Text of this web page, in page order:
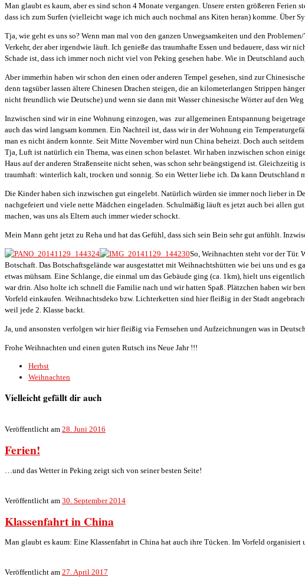
Man glaubt es kaum, aber es sind schon 4 Monate vergangen. Unsere ersten größeren
dass ich zum Surfen (vielleicht wage ich mich auch nochmal ans Kiten heran) komme. Über
Tja, wie geht es uns so? Wenn man mal von den ganzen Unwegsamkeiten und den
Verkehr, der aber irgendwie läuft. Ich genieße das traumhafte Essen und bedauere, dass wir
Schade ist, dass ich immer noch nicht viel von Peking gesehen habe. Wie in Deutschland
Aber immerhin haben wir schon den einen oder anderen Tempel gesehen, sind zur
denn tagsüber lassen ältere Chinesen Drachen steigen, die an kilometerlangen Strippen
nicht freundlich wie Deutsche) und wenn sie dann mit Wasser chinesische Wörter auf den
Inzwischen sind wir in eine Wohnung einzogen, was zur allgemeinen Entspannung
auch das wird langsam kommen. Ein Nachteil ist, dass wir in der Wohnung ein
man es nicht ändern konnte. Seit Mitte November wird nun China beheizt. Doch auch
Tja, Luft ist natürlich ein Thema, was einen schon belastet. Wir haben inzwischen schon
Haus auf der anderen Straßenseite nicht sehen, was schon sehr beängstigend ist.
traumhaft: winterlich kalt, trocken und sonnig. So ein Wetter liebe ich. Da kann Deutschland
Die Kinder haben sich inzwischen gut eingelebt. Natürlich würden sie immer noch lieber in
nachgefeiert und viele nette Mädchen eingeladen. Schulmäßig läuft es jetzt auch bei allen
machen, was uns als Eltern auch immer wieder schockt.
Mein Mann geht jetzt zu Reha und hat das Gefühl, dass sich sein Bein sehr gut anfühlt.
So, Weihnachten steht vor der Tür.
Botschaft. Das Botschaftsgelände war ausgestattet mit Weihnachtshütten wie bei uns und
etwas mühsam. Eine Schlange, die einmal um das Gebäude ging (ca. 1km), hielt uns
war drin. Also holte ich schnell die Familie nach und wir hatten Spaß. Plätzchen haben wir
Vorfeld einkaufen. Weihnachtsdeko bzw. Lichterketten sind hier fleißig in der Stadt
weil jede 2. Klasse backt.
Ja, und ansonsten verfolgen wir hier fleißig via Fernsehen und Aufzeichnungen was in
Frohe Weihnachten und einen guten Rutsch ins Neue Jahr !!!
Herbst
Weihnachten
Vielleicht gefällt dir auch
Veröffentlicht am 28. Juni 2016
Ferien!
…und das Wetter in Peking zeigt sich von seiner besten Seite!
Veröffentlicht am 30. September 2014
Klassenfahrt in China
Man glaubt es kaum: Eine Klassenfahrt in China hat auch ihre Tücken. Im Vorfeld
Veröffentlicht am 27. April 2017